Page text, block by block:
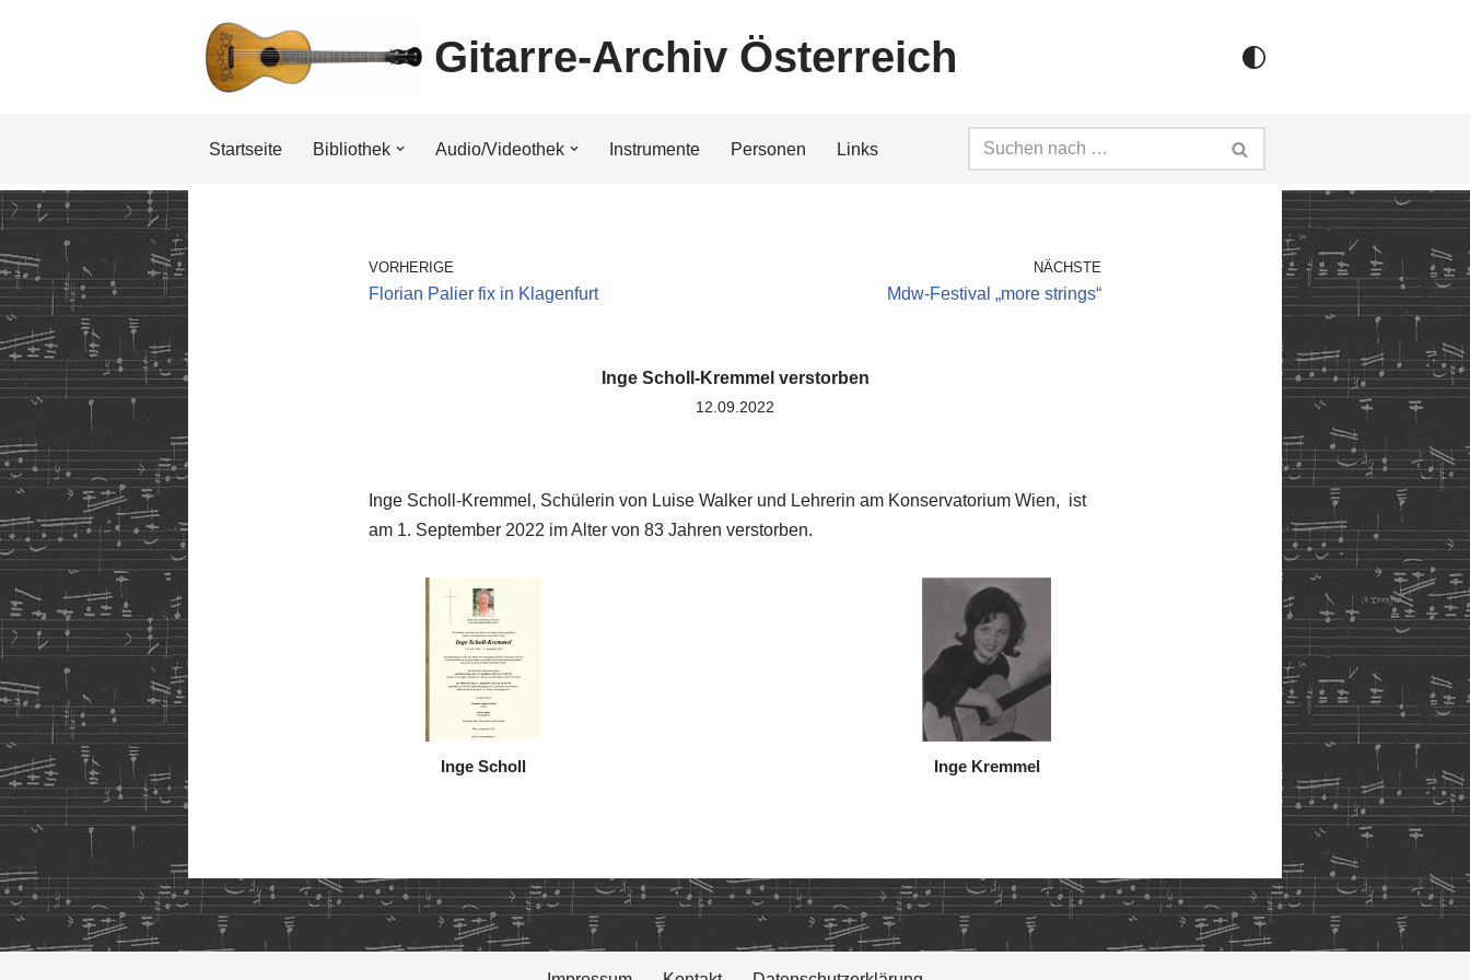
Gitarre-Archiv Österreich
Startseite Bibliothek Audio/Videothek Instrumente Personen Links
VORHERIGE
Florian Palier fix in Klagenfurt
NÄCHSTE
Mdw-Festival „more strings“
Inge Scholl-Kremmel verstorben
12.09.2022
Inge Scholl-Kremmel, Schülerin von Luise Walker und Lehrerin am Konservatorium Wien, ist
am 1. September 2022 im Alter von 83 Jahren verstorben.
Inge Scholl Inge Kremmel